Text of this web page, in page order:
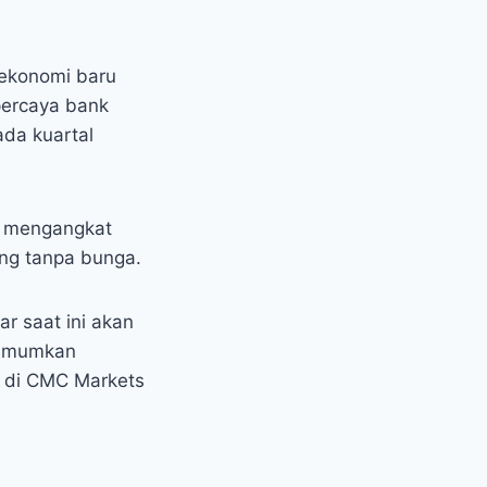
baru
bank
kuartal
tanpa bunga.
saat ini akan
CMC Markets